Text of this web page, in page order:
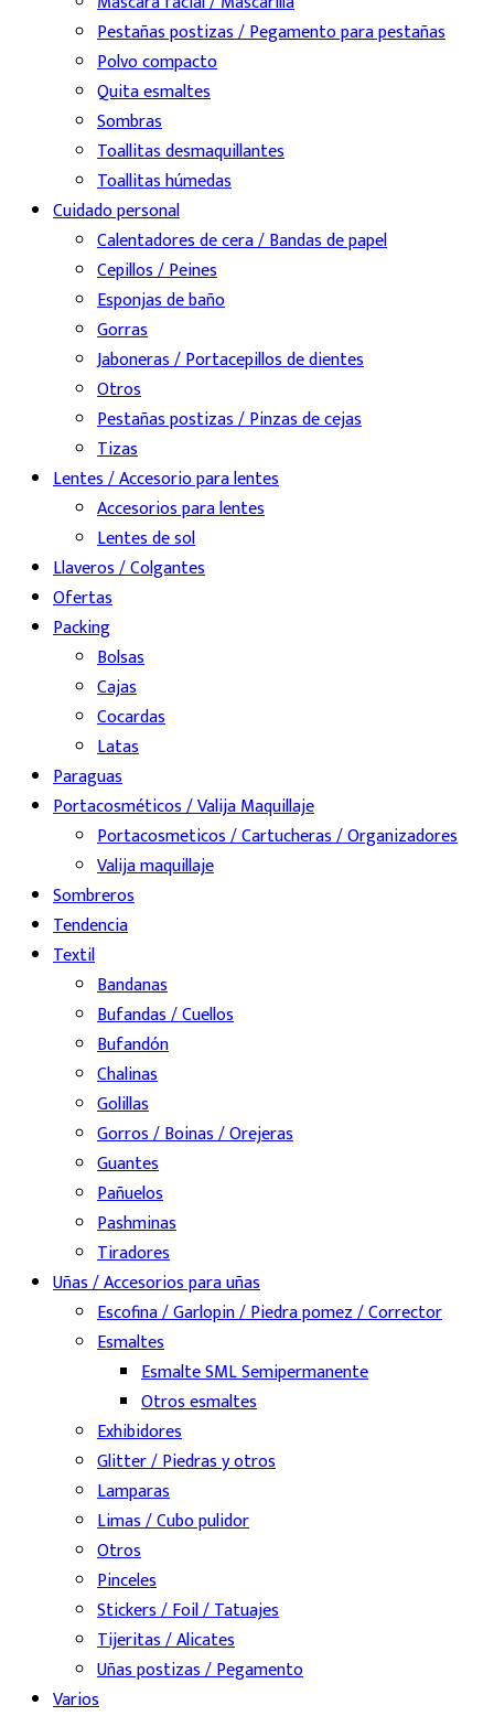
Pestañas postizas / Pegamento para pestañas
Polvo compacto
Quita esmaltes
Sombras
Toallitas desmaquillantes
Toallitas húmedas
Cuidado personal
Calentadores de cera / Bandas de papel
Cepillos / Peines
Esponjas de baño
Gorras
Jaboneras / Portacepillos de dientes
Otros
Pestañas postizas / Pinzas de cejas
Tizas
Lentes / Accesorio para lentes
Accesorios para lentes
Lentes de sol
Llaveros / Colgantes
Ofertas
Packing
Bolsas
Cajas
Cocardas
Latas
Paraguas
Portacosméticos / Valija Maquillaje
Portacosmeticos / Cartucheras / Organizadores
Valija maquillaje
Sombreros
Tendencia
Textil
Bandanas
Bufandas / Cuellos
Bufandón
Chalinas
Golillas
Gorros / Boinas / Orejeras
Guantes
Pañuelos
Pashminas
Tiradores
Uñas / Accesorios para uñas
Escofina / Garlopin / Piedra pomez / Corrector
Esmaltes
Esmalte SML Semipermanente
Otros esmaltes
Exhibidores
Glitter / Piedras y otros
Lamparas
Limas / Cubo pulidor
Otros
Pinceles
Stickers / Foil / Tatuajes
Tijeritas / Alicates
Uñas postizas / Pegamento
Varios